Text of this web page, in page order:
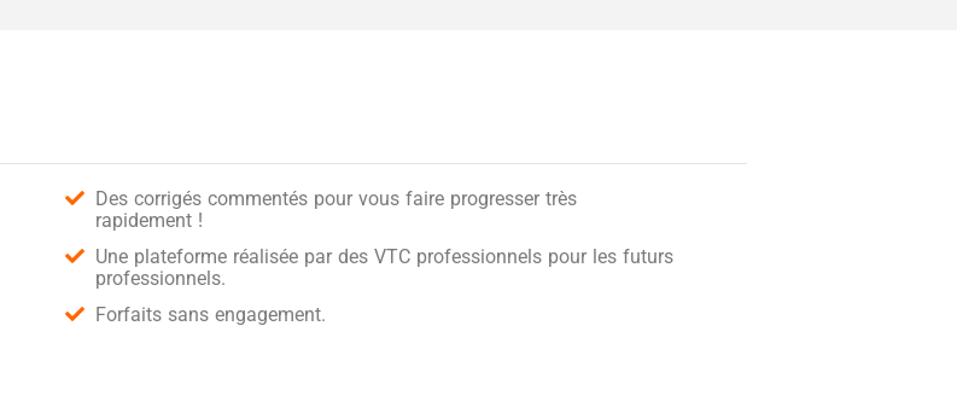
Des corrigés commentés pour vous faire progresser très
rapidement !
Une plateforme réalisée par des VTC professionnels pour les futurs
professionnels.
Forfaits sans engagement.